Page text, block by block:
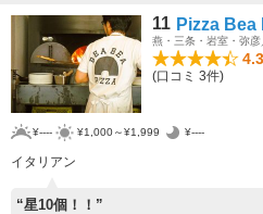
11 Pizza Bea
燕・三条・岩室・弥
4.3
(口コミ 3件)
¥---- ¥1,000～¥1,999 ¥----
イタリアン
“星10個！！”